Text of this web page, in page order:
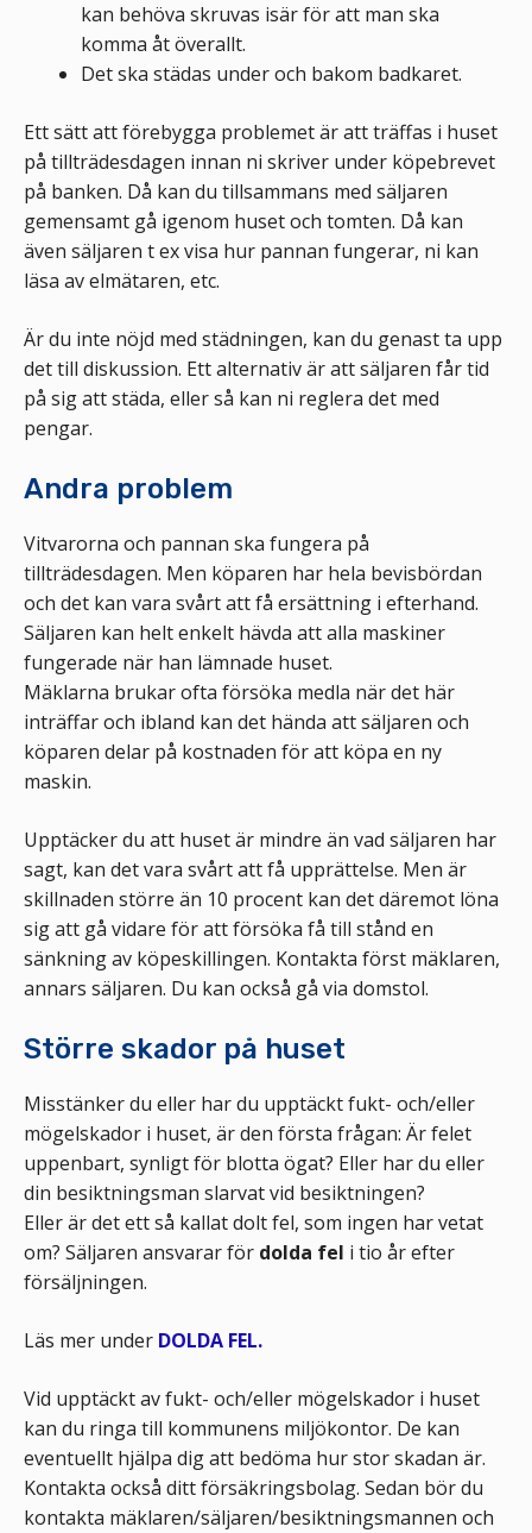
kan behöva skruvas isär för att man ska
komma åt överallt.
Det ska städas under och bakom badkaret.
Ett sätt att förebygga problemet är att träffas i huset
på tillträdesdagen innan ni skriver under köpebrevet
på banken. Då kan du tillsammans med säljaren
gemensamt gå igenom huset och tomten. Då kan
även säljaren t ex visa hur pannan fungerar, ni kan
läsa av elmätaren, etc.
Är du inte nöjd med städningen, kan du genast ta upp
det till diskussion. Ett alternativ är att säljaren får tid
på sig att städa, eller så kan ni reglera det med
pengar.
Andra problem
Vitvarorna och pannan ska fungera på
tillträdesdagen. Men köparen har hela bevisbördan
och det kan vara svårt att få ersättning i efterhand.
Säljaren kan helt enkelt hävda att alla maskiner
fungerade när han lämnade huset.
Mäklarna brukar ofta försöka medla när det här
inträffar och ibland kan det hända att säljaren och
köparen delar på kostnaden för att köpa en ny
maskin.
Upptäcker du att huset är mindre än vad säljaren har
sagt, kan det vara svårt att få upprättelse. Men är
skillnaden större än 10 procent kan det däremot löna
sig att gå vidare för att försöka få till stånd en
sänkning av köpeskillingen. Kontakta först mäklaren,
annars säljaren. Du kan också gå via domstol.
Större skador på huset
Misstänker du eller har du upptäckt fukt- och/eller
mögelskador i huset, är den första frågan: Är felet
uppenbart, synligt för blotta ögat? Eller har du eller
din besiktningsman slarvat vid besiktningen?
Eller är det ett så kallat dolt fel, som ingen har vetat
om? Säljaren ansvarar för dolda fel i tio år efter
försäljningen.
Läs mer under DOLDA FEL.
Vid upptäckt av fukt- och/eller mögelskador i huset
kan du ringa till kommunens miljökontor. De kan
eventuellt hjälpa dig att bedöma hur stor skadan är.
Kontakta också ditt försäkringsbolag. Sedan bör du
kontakta mäklaren/säljaren/besiktningsmannen och